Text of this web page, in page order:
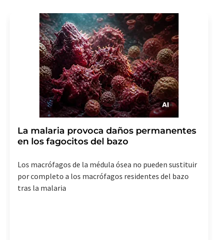
La malaria provoca daños permanentes
en los fagocitos del bazo
Los macrófagos de la médula ósea no pueden sustituir
por completo a los macrófagos residentes del bazo
tras la malaria